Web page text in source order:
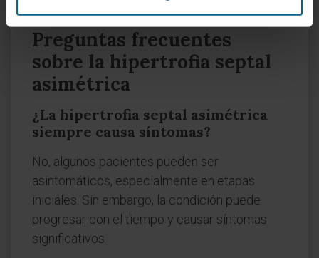
Preguntas frecuentes
sobre la hipertrofia septal
asimétrica
¿La hipertrofia septal asimétrica
siempre causa síntomas?
No, algunos pacientes pueden ser
asintomáticos, especialmente en etapas
iniciales. Sin embargo, la condición puede
progresar con el tiempo y causar síntomas
significativos.